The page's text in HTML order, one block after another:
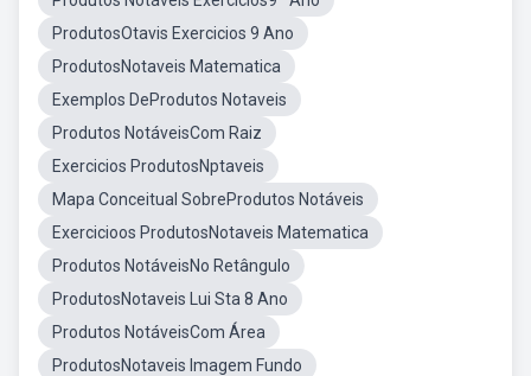
ProdutosOtavis Exercicios 9 Ano
ProdutosNotaveis Matematica
Exemplos DeProdutos Notaveis
Produtos NotáveisCom Raiz
Exercicios ProdutosNptaveis
Mapa Conceitual SobreProdutos Notáveis
Exercicioos ProdutosNotaveis Matematica
Produtos NotáveisNo Retângulo
ProdutosNotaveis Lui Sta 8 Ano
Produtos NotáveisCom Área
ProdutosNotaveis Imagem Fundo